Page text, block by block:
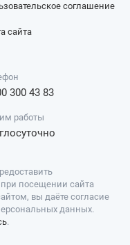
соглашение
сайта
300 43 83
работы
посещении сайта
вы даёте согласие
данных.
.